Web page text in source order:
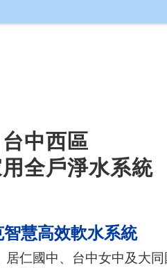
台中西區
全戶淨水系統
智慧高效軟水系統
仁國中、台中女中及大